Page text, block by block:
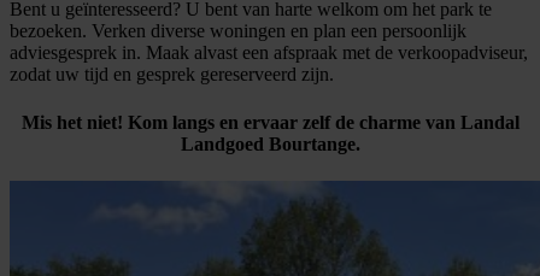
Bent u geïnteresseerd? U bent van harte welkom om het park te
bezoeken. Verken diverse woningen en plan een persoonlijk
adviesgesprek in. Maak alvast een afspraak met de verkoopadviseur,
zodat uw tijd en gesprek gereserveerd zijn.
Mis het niet! Kom langs en ervaar zelf de charme van Landal
Landgoed Bourtange.